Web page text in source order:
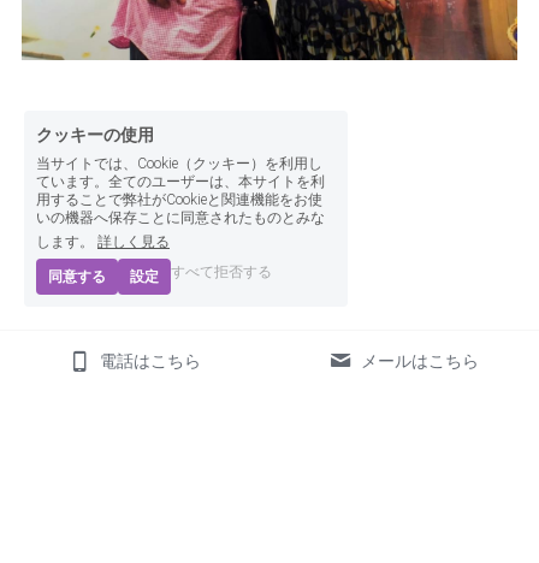
電話はこちら メールはこちら
クッキーの使用
当サイトでは、Cookie（クッキー）を利用し
ています。全てのユーザーは、本サイトを利
用することで弊社がCookieと関連機能をお使
いの機器へ保存ことに同意されたものとみな
します。
詳しく見る
同意する 設定 すべて拒否する